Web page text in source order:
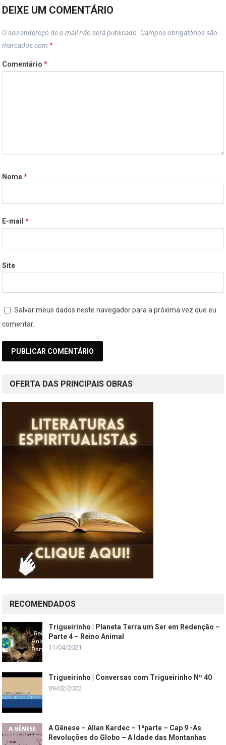
DEIXE UM COMENTÁRIO
O seu endereço de e-mail não será publicado. Campos obrigatórios são
marcados com *
Comentário*
Nome*
E-mail*
Site
Salvar meus dados neste navegador para a próxima vez que eu
comentar.
OFERTA DAS PRINCIPAIS OBRAS
RECOMENDADOS
Trigueirinho | Planeta Terra um Ser em Redenção –
Parte 4 – Reino Animal
11/04/2021
Trigueirinho | Conversas com Trigueirinho Nº 40
09/02/2022
A Gênese – Allan Kardec – 1ªparte – Cap 9 -As
Revoluções do Globo – A Idade das Montanhas